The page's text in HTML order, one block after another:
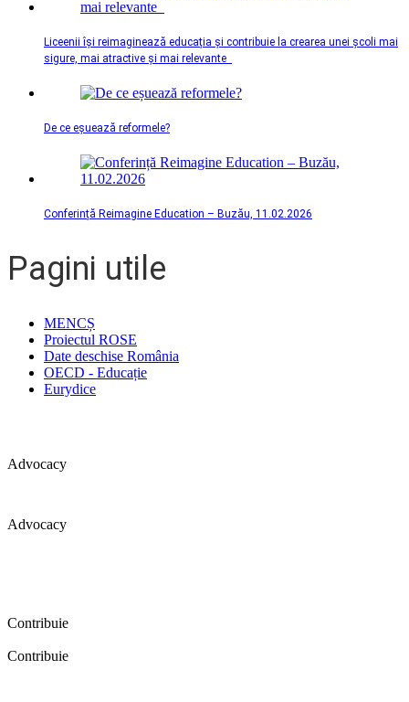
Liceenii își reimaginează educația și contribuie la crearea unei școli mai
sigure, mai atractive și mai relevante
De ce eșuează reformele?
Conferință Reimagine Education – Buzău, 11.02.2026
Pagini utile
MENCȘ
Proiectul ROSE
Date deschise România
OECD - Educație
Eurydice
Advocacy
Advocacy
Contribuie
Contribuie